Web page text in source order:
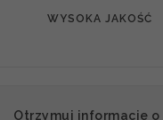
WYSOKA JAKOŚĆ
Otrzymuj informacje